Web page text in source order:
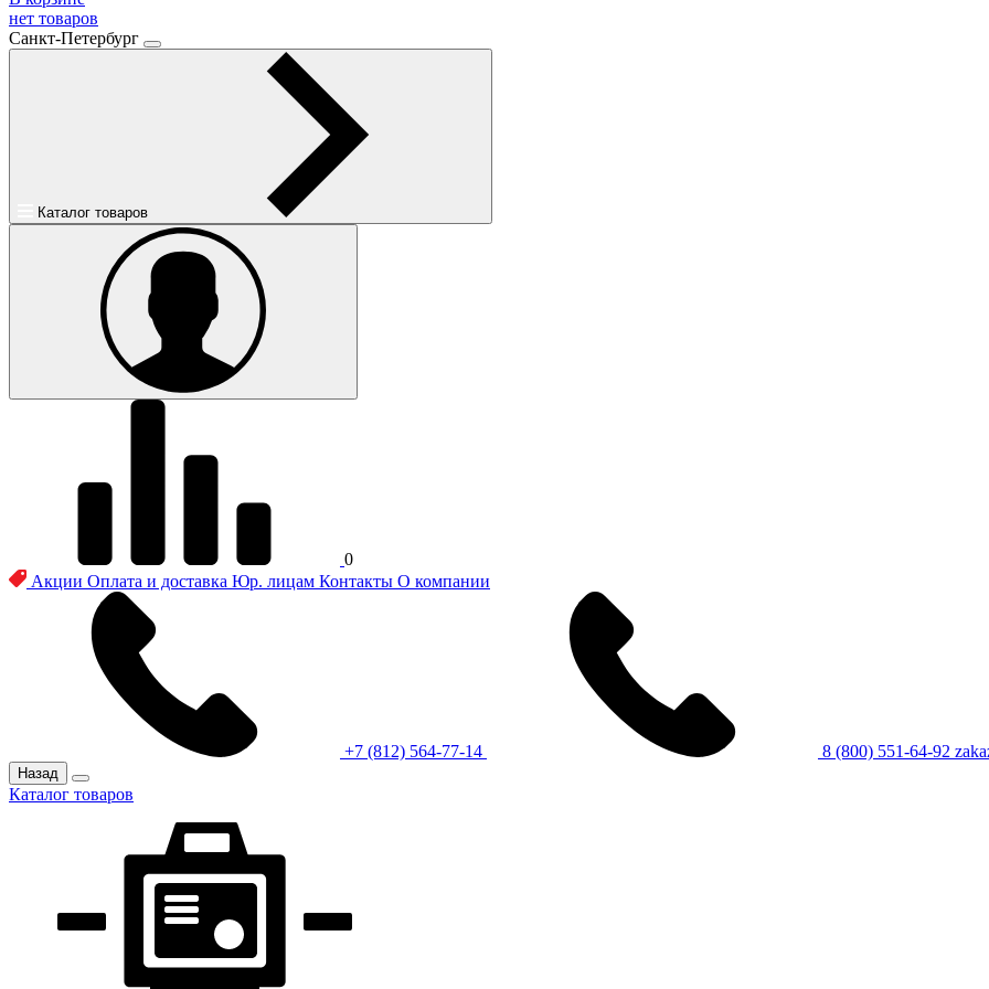
нет товаров
Санкт-Петербург
Каталог товаров
0
Акции Оплата и доставка Юр. лицам Контакты О компании
+7 (812) 564-77-14 8 (800) 551-64-92
Назад
Каталог товаров